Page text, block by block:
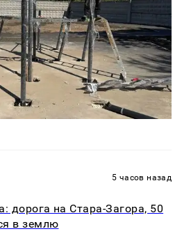
5 часов назад
дорога на Стара-Загора, 50
в землю